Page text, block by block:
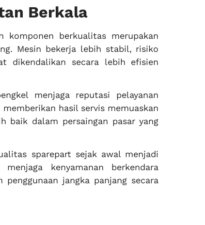
Berkala
komponen berkualitas merupakan
Mesin bekerja lebih stabil, risiko
dikendalikan secara lebih efisien
menjaga reputasi pelayanan
hasil servis memuaskan
baik dalam persaingan pasar yang
sparepart sejak awal menjadi
kenyamanan berkendara
jangka panjang secara